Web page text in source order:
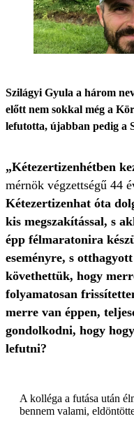
Szilágyi Gyula a három
előtt nem sokkal még a
lefutotta, újabban pedig a
„Kétezertizenhétben
mérnök végzettségű 44
Kétezertizenhat óta
kis megszakítással, s
épp félmaratonira
eseményre, s
követhettük, hogy
folyamatosan
merre van éppen,
gondolkodni, hogy
lefutni?
A kolléga a futása után
bennem valami,